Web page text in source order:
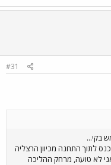
#31
בקי...
29 לא היה נכנס לתוך התחנה מכיוון הרצליה
לא טועה, מרחק ההליכה